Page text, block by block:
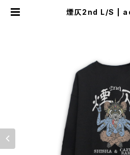
煙仄2nd L/S |